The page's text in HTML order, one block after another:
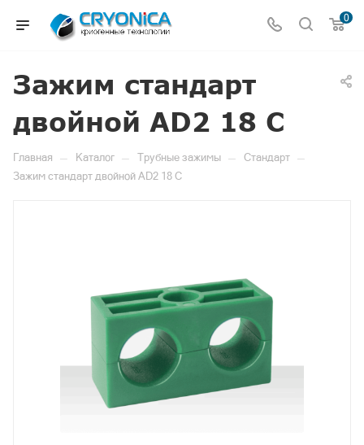
0
Зажим стандарт
двойной AD2 18 C
Главная — Каталог — Трубные зажимы — Стандарт —
Зажим стандарт двойной AD2 18 C